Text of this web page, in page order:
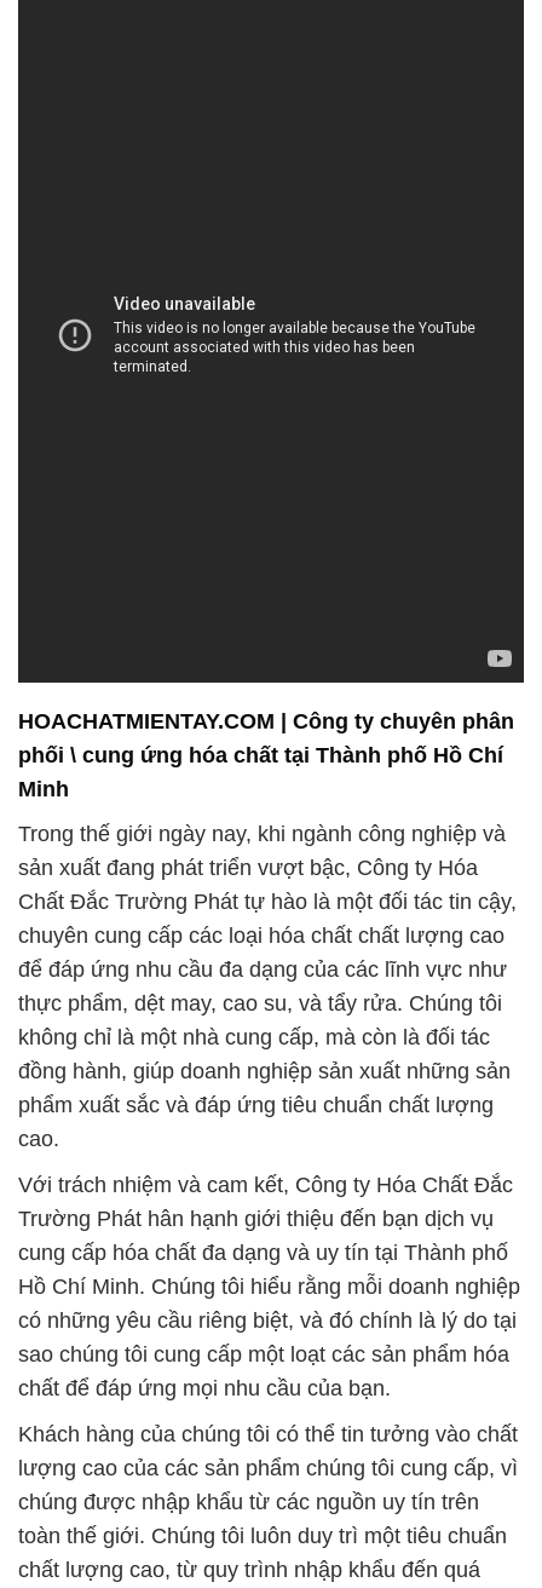
HOACHATMIENTAY.COM | Công ty chuyên phân
phối \ cung ứng hóa chất tại Thành phố Hồ Chí
Minh
Trong thế giới ngày nay, khi ngành công nghiệp và
sản xuất đang phát triển vượt bậc, Công ty Hóa
Chất Đắc Trường Phát tự hào là một đối tác tin cậy,
chuyên cung cấp các loại hóa chất chất lượng cao
để đáp ứng nhu cầu đa dạng của các lĩnh vực như
thực phẩm, dệt may, cao su, và tẩy rửa. Chúng tôi
không chỉ là một nhà cung cấp, mà còn là đối tác
đồng hành, giúp doanh nghiệp sản xuất những sản
phẩm xuất sắc và đáp ứng tiêu chuẩn chất lượng
cao.
Với trách nhiệm và cam kết, Công ty Hóa Chất Đắc
Trường Phát hân hạnh giới thiệu đến bạn dịch vụ
cung cấp hóa chất đa dạng và uy tín tại Thành phố
Hồ Chí Minh. Chúng tôi hiểu rằng mỗi doanh nghiệp
có những yêu cầu riêng biệt, và đó chính là lý do tại
sao chúng tôi cung cấp một loạt các sản phẩm hóa
chất để đáp ứng mọi nhu cầu của bạn.
Khách hàng của chúng tôi có thể tin tưởng vào chất
lượng cao của các sản phẩm chúng tôi cung cấp, vì
chúng được nhập khẩu từ các nguồn uy tín trên
toàn thế giới. Chúng tôi luôn duy trì một tiêu chuẩn
chất lượng cao, từ quy trình nhập khẩu đến quá